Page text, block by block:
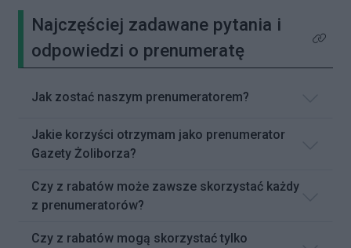
Najczęściej zadawane pytania i
odpowiedzi o prenumeratę
Kliknij
Jak zostać naszym prenumeratorem?
Jakie korzyści otrzymam jako prenumerator
Gazety Żoliborza?
Czy z rabatów może zawsze skorzystać każdy
z prenumeratorów?
Czy z rabatów mogą skorzystać tylko